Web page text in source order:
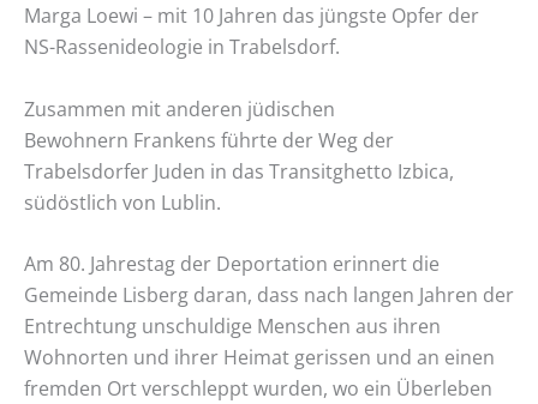
Marga Loewi – mit 10 Jahren das jüngste Opfer der
NS-Rassenideologie in Trabelsdorf.
Zusammen mit anderen jüdischen
Bewohnern Frankens führte der Weg der
Trabelsdorfer Juden in das Transitghetto Izbica,
südöstlich von Lublin.
Am 80. Jahrestag der Deportation erinnert die
Gemeinde Lisberg daran, dass nach langen Jahren der
Entrechtung unschuldige Menschen aus ihren
Wohnorten und ihrer Heimat gerissen und an einen
fremden Ort verschleppt wurden, wo ein Überleben